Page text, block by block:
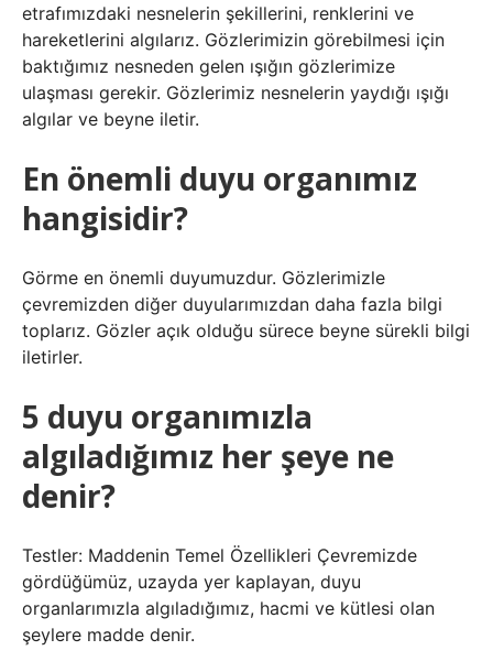
etrafımızdaki nesnelerin şekillerini, renklerini ve
hareketlerini algılarız. Gözlerimizin görebilmesi için
baktığımız nesneden gelen ışığın gözlerimize
ulaşması gerekir. Gözlerimiz nesnelerin yaydığı ışığı
algılar ve beyne iletir.
En önemli duyu organımız
hangisidir?
Görme en önemli duyumuzdur. Gözlerimizle
çevremizden diğer duyularımızdan daha fazla bilgi
toplarız. Gözler açık olduğu sürece beyne sürekli bilgi
iletirler.
5 duyu organımızla
algıladığımız her şeye ne
denir?
Testler: Maddenin Temel Özellikleri Çevremizde
gördüğümüz, uzayda yer kaplayan, duyu
organlarımızla algıladığımız, hacmi ve kütlesi olan
şeylere madde denir.